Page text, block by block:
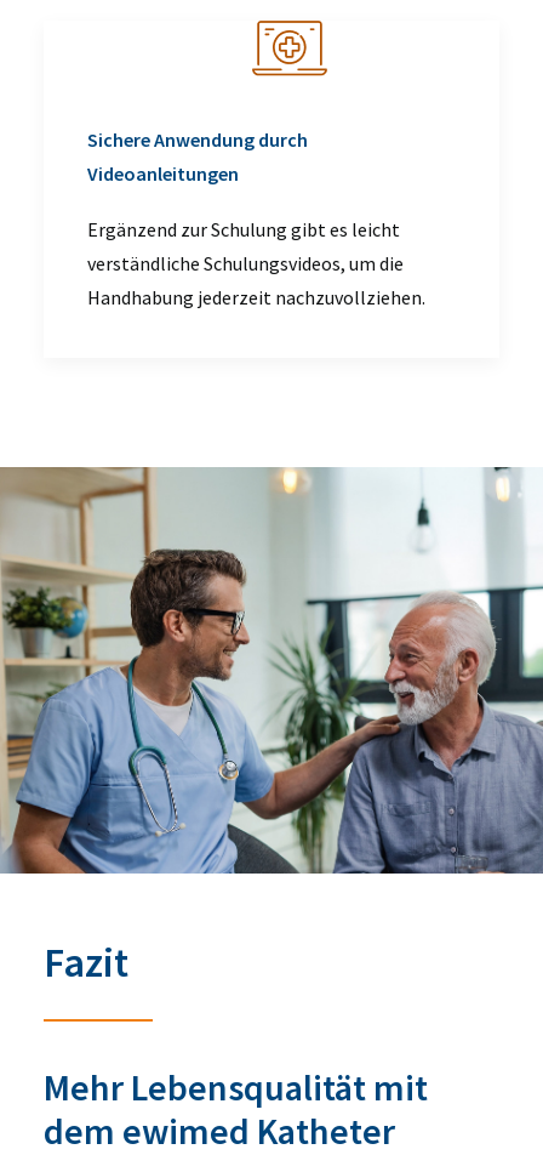
Sichere Anwendung durch
Videoanleitungen
Ergänzend zur Schulung gibt es leicht
verständliche Schulungsvideos, um die
Handhabung jederzeit nachzuvollziehen.
Fazit
Mehr Lebensqualität mit
dem ewimed Katheter